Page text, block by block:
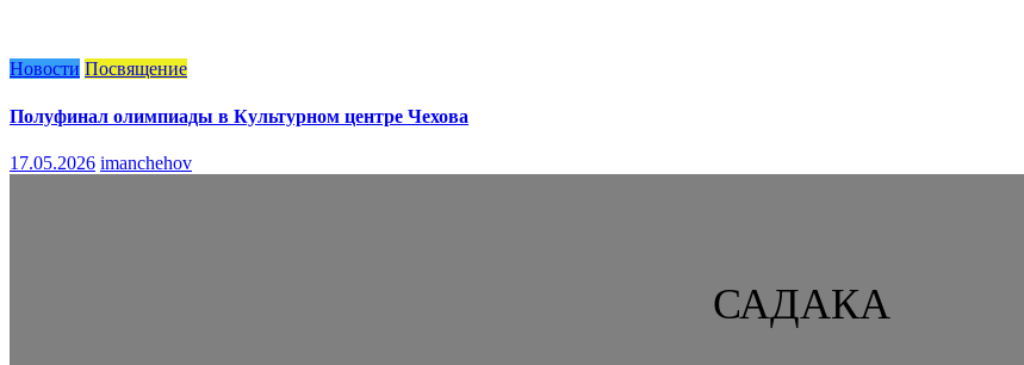
Новости Посвящение
Полуфинал олимпиады в Культурном центре Чехова
17.05.2026 imanchehov
САДАКА